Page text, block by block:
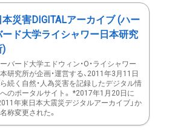
本災害DIGITALアーカイブ (ハー
ード大学ライシャワー日本研究
)
バード大学エドウィン・O・ライシャワー
研究所が企画・運営する、2011年3月11日
続く自然・人為災害を記録したデジタル情
のポータルサイト。 *2017年1月20日に
年東日本大震災デジタルアーカイブ」か
称変更された。